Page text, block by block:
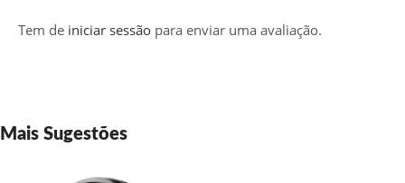
Tem de iniciar sessão para enviar uma avaliação.
Mais Sugestões